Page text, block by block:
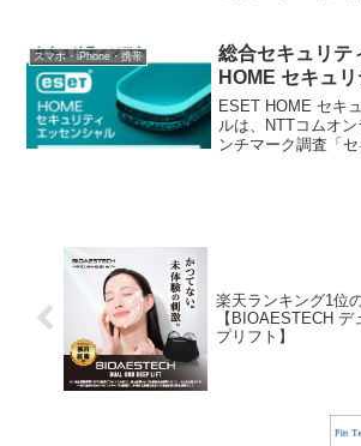
スマホ・iPhone・携帯
総合セキュリテ
HOME セキュリ
ESET HOME セキ
ルは、NTTコムオ
ンチマーク調査「
御率の高さ」「誤検
項目で事業者6社中
いたしました。
楽天ランキング1位
【BIOAESTECH
プリフト】